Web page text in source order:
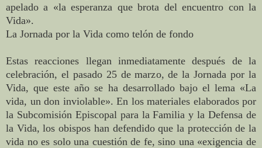
apelado a «la esperanza que brota del encuentro con la
Vida».
La Jornada por la Vida como telón de fondo
Estas reacciones llegan inmediatamente después de la
celebración, el pasado 25 de marzo, de la Jornada por la
Vida, que este año se ha desarrollado bajo el lema «La
vida, un don inviolable». En los materiales elaborados por
la Subcomisión Episcopal para la Familia y la Defensa de
la Vida, los obispos han defendido que la protección de la
vida no es solo una cuestión de fe, sino una «exigencia de